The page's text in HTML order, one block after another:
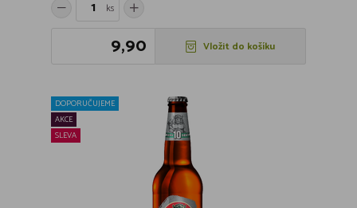
ks
9,90 Vložit do košíku
DOPORUČUJEME
AKCE
SLEVA